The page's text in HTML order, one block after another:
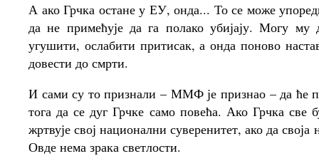
А ако Грчка остане у ЕУ, онда... То се може
да не примећује да га полако убијају. Могу
угушити, ослабити притисак, а онда поново
довести до смрти.
И сами су то признали – ММФ је признао – да ће
тога да се дуг Грчке само повећа. Ако Грчка све
жртвује свој национални суверенитет, ако да
Овде нема зрака светлости.